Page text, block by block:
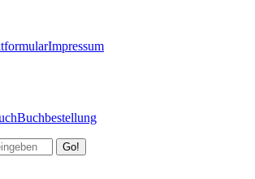
Impressum
Buchbestellung